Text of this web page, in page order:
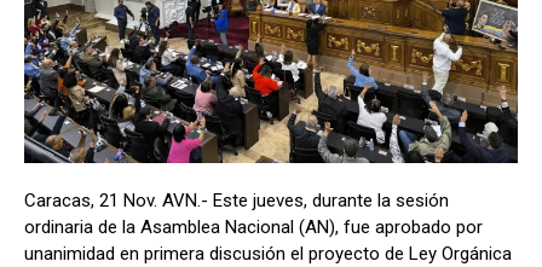
Caracas, 21 Nov. AVN.- Este jueves, durante la sesión
ordinaria de la Asamblea Nacional (AN), fue aprobado por
unanimidad en primera discusión el proyecto de Ley Orgánica